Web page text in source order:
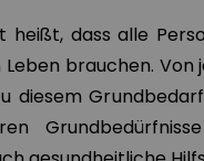
heißt, dass alle
Leben brauchen.
diesem